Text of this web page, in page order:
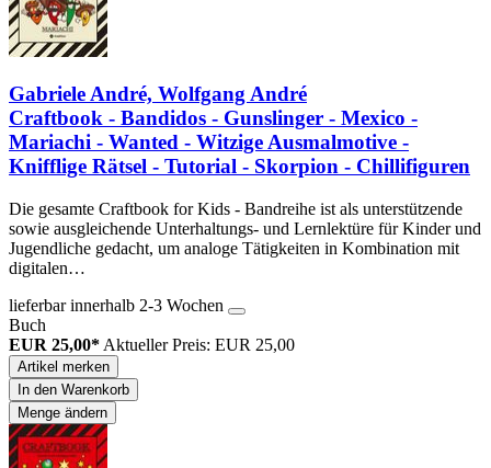
Gabriele André, Wolfgang André
Craftbook - Bandidos - Gunslinger - Mexico -
Mariachi - Wanted - Witzige Ausmalmotive -
Knifflige Rätsel - Tutorial - Skorpion - Chillifiguren
Die gesamte Craftbook for Kids - Bandreihe ist als unterstützende
sowie ausgleichende Unterhaltungs- und Lernlektüre für Kinder und
Jugendliche gedacht, um analoge Tätigkeiten in Kombination mit
digitalen…
lieferbar innerhalb 2-3 Wochen
Buch
EUR 25,00* Aktueller Preis: EUR 25,00
Artikel merken
In den Warenkorb
Menge ändern